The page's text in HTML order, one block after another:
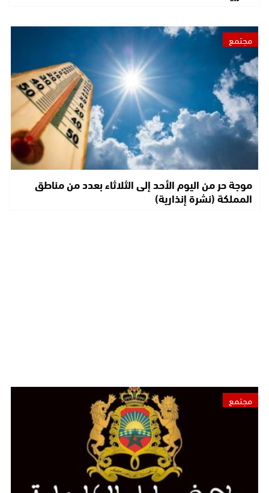
مجتمع
موجة حر من اليوم الأحد إلى الثلاثاء بعدد من مناطق
المملكة (نشرة إنذارية)
مجتمع